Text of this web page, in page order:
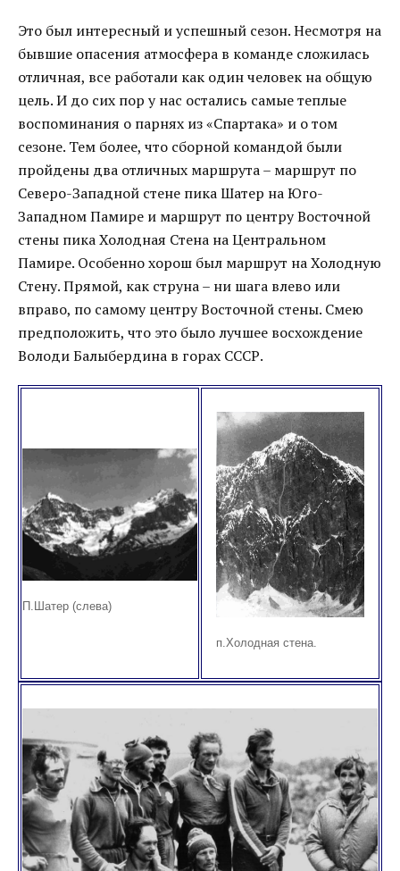
Это был интересный и успешный сезон. Несмотря на
бывшие опасения атмосфера в команде сложилась
отличная, все работали как один человек на общую
цель. И до сих пор у нас остались самые теплые
воспоминания о парнях из «Спартака» и о том
сезоне. Тем более, что сборной командой были
пройдены два отличных маршрута – маршрут по
Северо-Западной стене пика Шатер на Юго-
Западном Памире и маршрут по центру Восточной
стены пика Холодная Стена на Центральном
Памире. Особенно хорош был маршрут на Холодную
Стену. Прямой, как струна – ни шага влево или
вправо, по самому центру Восточной стены. Смею
предположить, что это было лучшее восхождение
Володи Балыбердина в горах СССР.
П.Шатер (слева)
п.Холодная стена.